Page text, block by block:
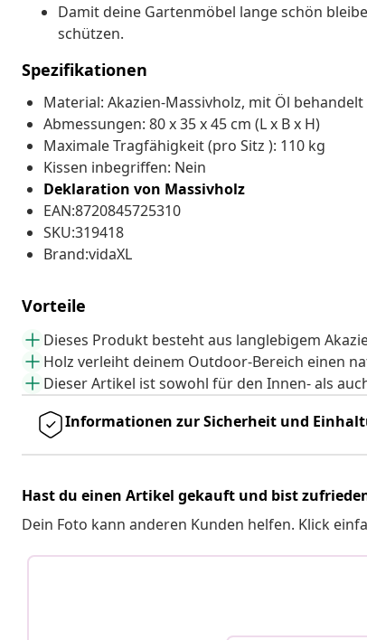
Damit deine Gartenmöbel lange schön
schützen.
Spezifikationen
Material: Akazien-Massivholz, mit Öl behandelt
Abmessungen: 80 x 35 x 45 cm (L x B x H)
Maximale Tragfähigkeit (pro Sitz ): 110 kg
Kissen inbegriffen: Nein
Deklaration von Massivholz
EAN:8720845725310
SKU:319418
Brand:vidaXL
Vorteile
Dieses Produkt besteht aus langlebigem
Holz verleiht deinem Outdoor-Bereich einen
Dieser Artikel ist sowohl für den Innen- als
Informationen zur Sicherheit und
Hast du einen Artikel gekauft und bist
Dein Foto kann anderen Kunden helfen. Klick